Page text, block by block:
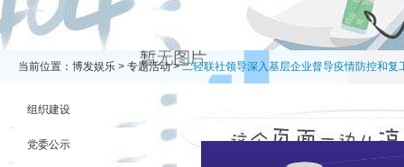
当前位置： 博发娱乐 > 专题活动>二轻联社领导深入基层企业督导疫情防控和复
组织建设
党委公示